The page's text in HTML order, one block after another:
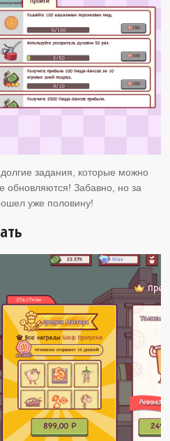
задания, которые можно
обновляются! Забавно, но за
уже половину!